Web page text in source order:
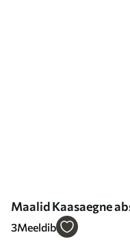
Maalid Kaasaegne
3Meeldib